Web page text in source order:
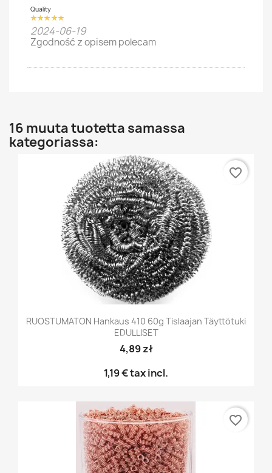
Quality
2024-06-19
Zgodność z opisem polecam
16 muuta tuotetta samassa
kategoriassa:
RUOSTUMATON Hankaus 410 60g Tislaajan Täyttötuki
EDULLISET
4,89 zł
1,19 €tax incl.
favorite_border
favorite_border